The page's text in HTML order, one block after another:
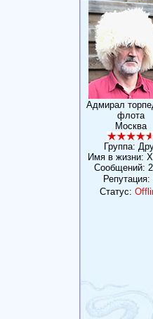
Адмирал
флота
Москва
Группа:
Имя в жизни:
Сообщений:
Репутация:
Статус: